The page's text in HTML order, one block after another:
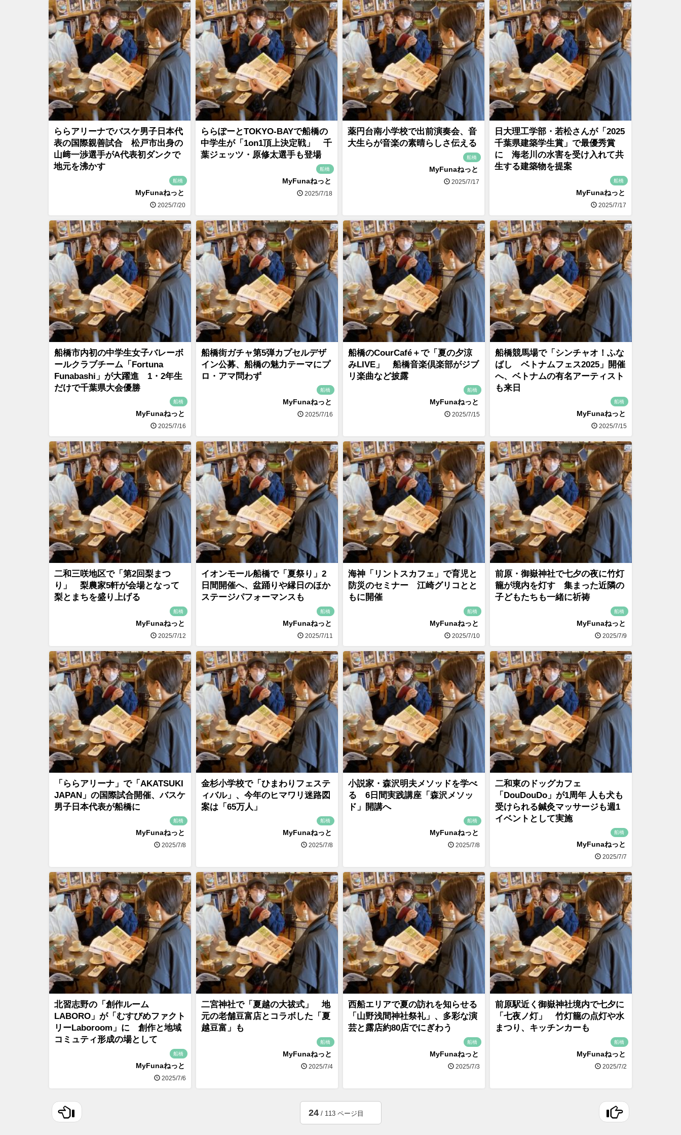
ららアリーナでバスケ男子日本代
表の国際親善試合 松戸市出身の
山﨑一渉選手がA代表初ダンクで
地元を沸かす
船橋
MyFunaねっと
2025/7/20
ららぽーとTOKYO-BAYで船橋の
中学生が「1on1頂上決定戦」 千
葉ジェッツ・原修太選手も登場
船橋
MyFunaねっと
2025/7/18
薬円台南小学校で出前演奏会、音
大生らが音楽の素晴らしさ伝える
船橋
MyFunaねっと
2025/7/17
日大理工学部・若松さんが「2025
千葉県建築学生賞」で最優秀賞
に 海老川の水害を受け入れて共
生する建築物を提案
船橋
MyFunaねっと
2025/7/17
船橋市内初の中学生女子バレーボ
ールクラブチーム「Fortuna
Funabashi」が大躍進 1・2年生
だけで千葉県大会優勝
船橋
MyFunaねっと
2025/7/16
船橋街ガチャ第5弾カプセルデザ
イン公募、船橋の魅力テーマにプ
ロ・アマ問わず
船橋
MyFunaねっと
2025/7/16
船橋のCourCafé＋で「夏の夕涼
みLIVE」 船橋音楽倶楽部がジブ
リ楽曲など披露
船橋
MyFunaねっと
2025/7/15
船橋競馬場で「シンチャオ！ふな
ばし ベトナムフェス2025」開催
へ、ベトナムの有名アーティスト
も来日
船橋
MyFunaねっと
2025/7/15
二和三咲地区で「第2回梨まつ
り」 梨農家5軒が会場となって
梨とまちを盛り上げる
船橋
MyFunaねっと
2025/7/12
イオンモール船橋で「夏祭り」2
日間開催へ、盆踊りや縁日のほか
ステージパフォーマンスも
船橋
MyFunaねっと
2025/7/11
海神「リントスカフェ」で育児と
防災のセミナー 江崎グリコとと
もに開催
船橋
MyFunaねっと
2025/7/10
前原・御嶽神社で七夕の夜に竹灯
籠が境内を灯す 集まった近隣の
子どもたちも一緒に祈祷
船橋
MyFunaねっと
2025/7/9
「ららアリーナ」で「AKATSUKI
JAPAN」の国際試合開催、バスケ
男子日本代表が船橋に
船橋
MyFunaねっと
2025/7/8
金杉小学校で「ひまわりフェステ
ィバル」、今年のヒマワリ迷路図
案は「65万人」
船橋
MyFunaねっと
2025/7/8
小説家・森沢明夫メソッドを学べ
る 6日間実践講座「森沢メソッ
ド」開講へ
船橋
MyFunaねっと
2025/7/8
二和東のドッグカフェ
「DouDouDo」が1周年 人も犬も
受けられる鍼灸マッサージも週1
イベントとして実施
船橋
MyFunaねっと
2025/7/7
北習志野の「創作ルーム
LABORO」が「むすびめファクト
リーLaboroom」に 創作と地域
コミュティ形成の場として
船橋
MyFunaねっと
2025/7/6
二宮神社で「夏越の大祓式」 地
元の老舗豆富店とコラボした「夏
越豆富」も
船橋
MyFunaねっと
2025/7/4
西船エリアで夏の訪れを知らせる
「山野浅間神社祭礼」、多彩な演
芸と露店約80店でにぎわう
船橋
MyFunaねっと
2025/7/3
前原駅近く御嶽神社境内で七夕に
「七夜ノ灯」 竹灯籠の点灯や水
まつり、キッチンカーも
船橋
MyFunaねっと
2025/7/2
24/ 113 ページ目